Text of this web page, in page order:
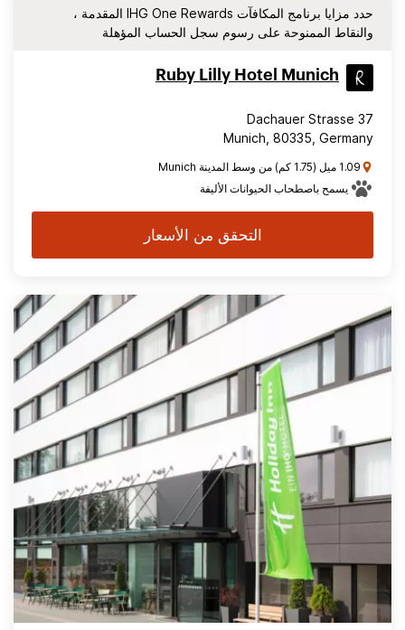
حدد مزايا برنامج المكافآت IHG One Rewards المقدمة ،
والنقاط الممنوحة على رسوم سجل الحساب المؤهلة
Ruby Lilly Hotel Munich
Dachauer Strasse 37
Munich, 80335, Germany
1.09 ميل (1.75 كم) من وسط المدينة Munich
يسمح باصطحاب الحيوانات الأليفة
التحقق من الأسعار